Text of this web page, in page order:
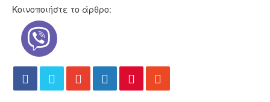
Κοινοποιήστε το άρθρο: